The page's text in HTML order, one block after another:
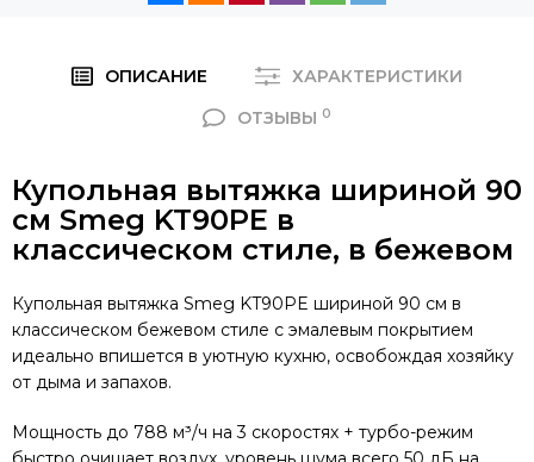
ОПИСАНИЕ
ХАРАКТЕРИСТИКИ
ОТЗЫВЫ 0
Купольная вытяжка шириной 90
см Smeg KT90PE в
классическом стиле, в бежевом
Купольная вытяжка Smeg KT90PE шириной 90 см в
классическом бежевом стиле с эмалевым покрытием
идеально впишется в уютную кухню, освобождая хозяйку
от дыма и запахов.
Мощность до 788 м³/ч на 3 скоростях + турбо-режим